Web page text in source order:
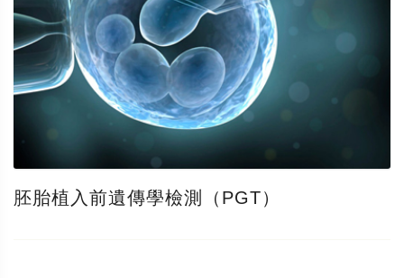
胚胎植入前遺傳學檢測（PGT）